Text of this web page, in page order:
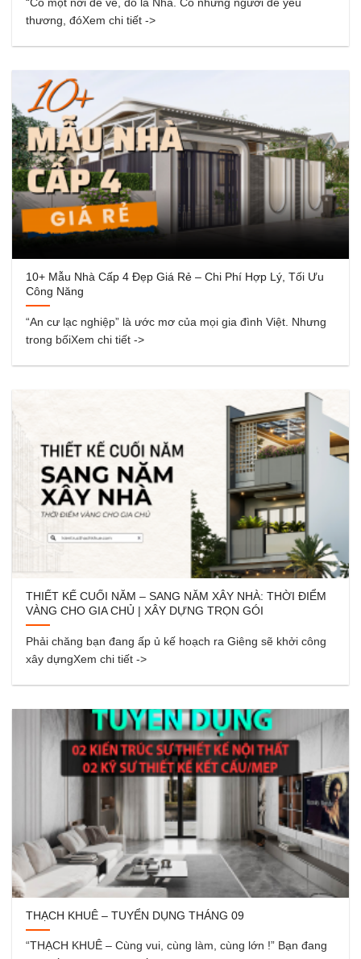
thương, đóXem chi tiết ->
10+ Mẫu Nhà Cấp 4 Đẹp Giá Rẻ – Chi Phí Hợp Lý, Tối Ưu
Công Năng
“An cư lạc nghiệp” là ước mơ của mọi gia đình Việt. Nhưng
trong bốiXem chi tiết ->
THIẾT KẾ CUỐI NĂM – SANG NĂM XÂY NHÀ: THỜI ĐIỂM
VÀNG CHO GIA CHỦ | XÂY DỰNG TRỌN GÓI
Phải chăng bạn đang ấp ủ kế hoạch ra Giêng sẽ khởi công
xây dựngXem chi tiết ->
THẠCH KHUÊ – TUYỂN DỤNG THÁNG 09
“THẠCH KHUÊ – Cùng vui, cùng làm, cùng lớn !” Bạn đang